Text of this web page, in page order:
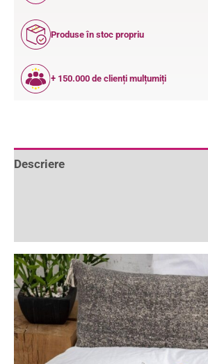
Produse în stoc propriu
+ 150.000 de clienți mulțumiți
Descriere